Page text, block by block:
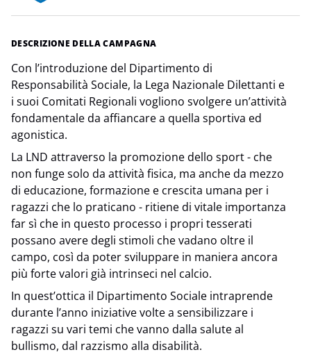
DESCRIZIONE DELLA CAMPAGNA
Con l’introduzione del Dipartimento di
Responsabilità Sociale, la Lega Nazionale Dilettanti e
i suoi Comitati Regionali vogliono svolgere un’attività
fondamentale da affiancare a quella sportiva ed
agonistica.
La LND attraverso la promozione dello sport - che
non funge solo da attività fisica, ma anche da mezzo
di educazione, formazione e crescita umana per i
ragazzi che lo praticano - ritiene di vitale importanza
far sì che in questo processo i propri tesserati
possano avere degli stimoli che vadano oltre il
campo, così da poter sviluppare in maniera ancora
più forte valori già intrinseci nel calcio.
In quest’ottica il Dipartimento Sociale intraprende
durante l’anno iniziative volte a sensibilizzare i
ragazzi su vari temi che vanno dalla salute al
bullismo, dal razzismo alla disabilità.